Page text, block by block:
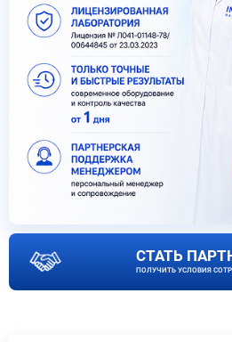
СТАТЬ
ПОЛУЧИТЬ УСЛОВИЯ